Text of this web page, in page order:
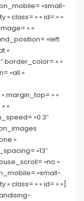
»small-
class= » » id= » »
» »
»left
»
border_color= » »
»all »
margin_top= » »
»
»0.3″
»
»13″
»no »
»small-
class= » » id= » »]